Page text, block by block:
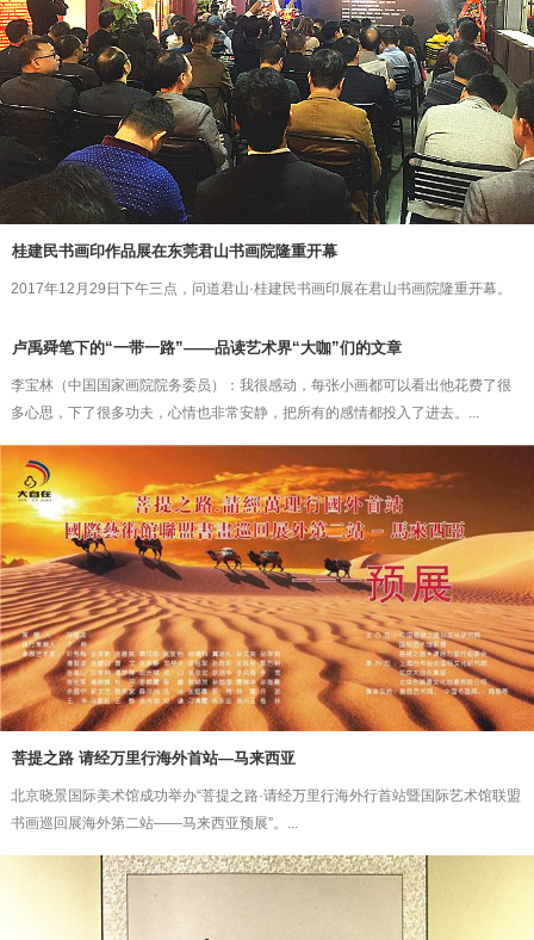
桂建民书画印作品展在东莞君山书画院隆重开幕
2017年12月29日下午三点，问道君山·桂建民书画印展在君山书画院隆重开幕。
卢禹舜笔下的“一带一路”——品读艺术界“大咖”们的文章
李宝林（中国国家画院院务委员）：我很感动，每张小画都可以看出他花费了很
多心思，下了很多功夫，心情也非常安静，把所有的感情都投入了进去。...
菩提之路 请经万里行海外首站—马来西亚
北京晓景国际美术馆成功举办“菩提之路·请经万里行海外行首站暨国际艺术馆联盟
书画巡回展海外第二站——马来西亚预展”。...